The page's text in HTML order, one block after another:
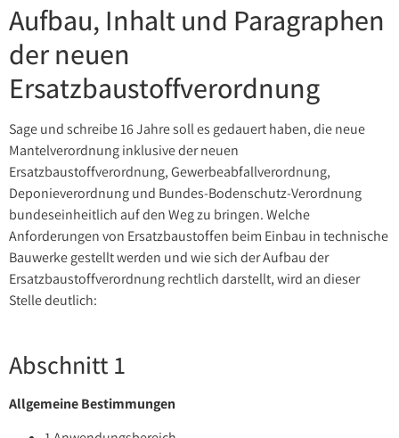
Aufbau, Inhalt und Paragraphen
der neuen
Ersatzbaustoffverordnung
Sage und schreibe 16 Jahre soll es gedauert haben, die neue
Mantelverordnung inklusive der neuen
Ersatzbaustoffverordnung, Gewerbeabfallverordnung,
Deponieverordnung und Bundes-Bodenschutz-Verordnung
bundeseinheitlich auf den Weg zu bringen. Welche
Anforderungen von Ersatzbaustoffen beim Einbau in technische
Bauwerke gestellt werden und wie sich der Aufbau der
Ersatzbaustoffverordnung rechtlich darstellt, wird an dieser
Stelle deutlich:
Abschnitt 1
Allgemeine Bestimmungen